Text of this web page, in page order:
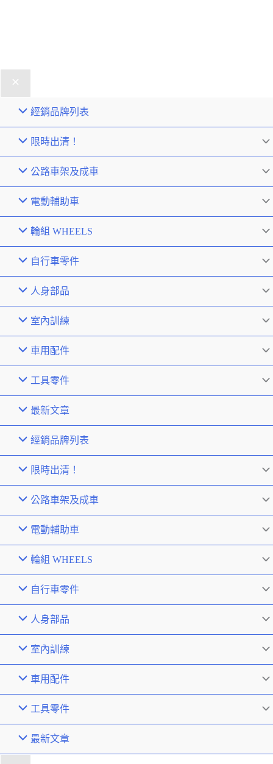
經銷品牌列表
限時出清！
公路車架及成車
電動輔助車
輪組 WHEELS
自行車零件
人身部品
室內訓練
車用配件
工具零件
最新文章
經銷品牌列表
限時出清！
公路車架及成車
電動輔助車
輪組 WHEELS
自行車零件
人身部品
室內訓練
車用配件
工具零件
最新文章